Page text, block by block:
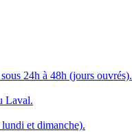
24h à 48h (jours ouvrés).
Laval.
et dimanche).